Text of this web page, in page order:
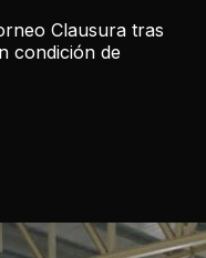
Clausura tras
condición de